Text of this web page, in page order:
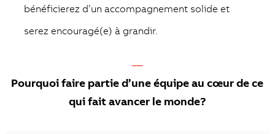
bénéficierez d’un accompagnement solide et
serez encouragé(e) à grandir.
—
Pourquoi faire partie d’une équipe au cœur de ce
qui fait avancer le monde?